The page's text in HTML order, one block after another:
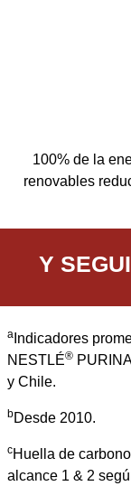
100% de la
renovables
Y
a Indicadores
NESTLÉ®
y Chile.
bDesde 2010.
cHuella de
alcance 1 & 2